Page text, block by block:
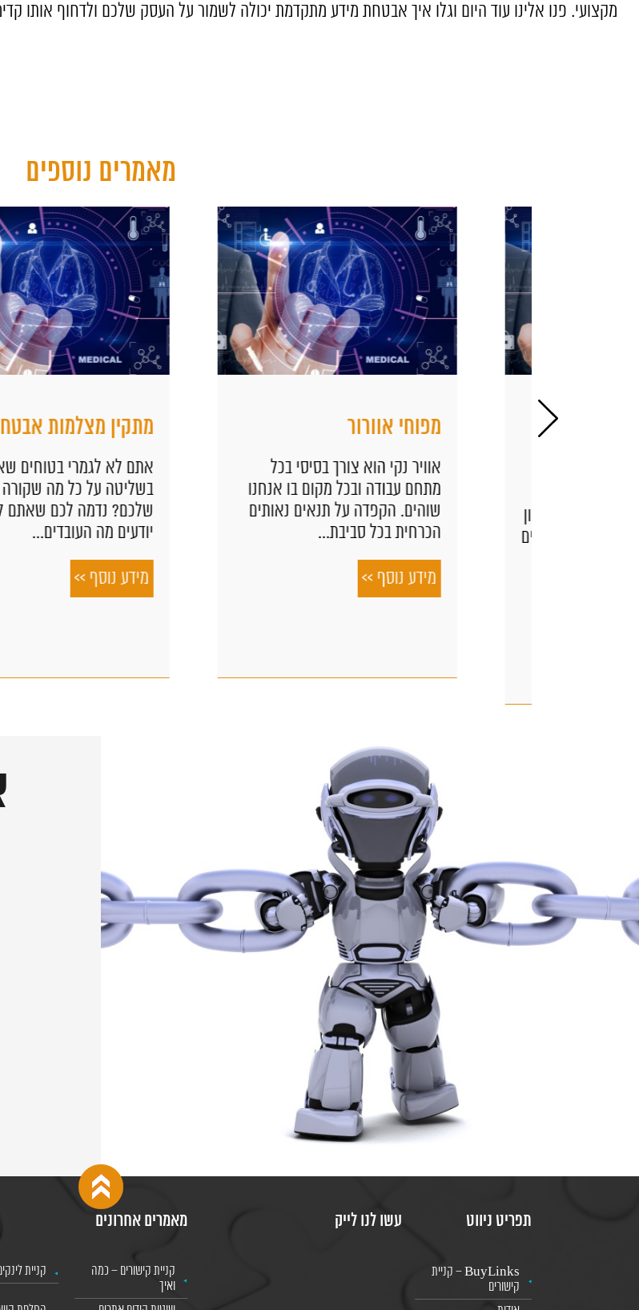
מקצועי. פנו אלינו עוד היום וגלו איך אבטחת מידע מתקדמת יכולה לשמור על העסק שלכם ולדחוף אותו
מאמרים נוספים
מפוחי אוורור
אוויר נקי הוא צורך בסיסי בכל
מתחם עבודה ובכל מקום בו אנחנו
שוהים. הקפדה על תנאים נאותים
הכרחית בכל סביבת...
מידע נוסף >>
מתקין מצלמות אבטחה
אתם לא לגמרי בטוחים שאתם
בשליטה על כל מה שקורה בעסק
שלכם? נדמה לכם שאתם לא
יודעים מה העובדים...
מידע נוסף >>
תפריט ניווט
BuyLinks – קניית
קישורים
עשו לנו לייק מאמרים אחרונים
קניית קישורים – כמה
ואיך
קניית